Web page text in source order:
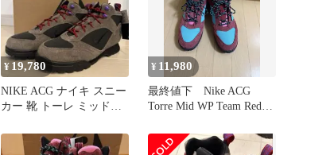
¥ 19,780
NIKE ACG ナイキ スニー
カー 靴 トーレ ミッド
¥ 11,980
最終値下 Nike ACG
Torre Mid WP Team Red